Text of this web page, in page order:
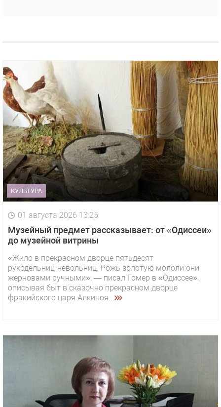
КУЛЬТУРА
01 августа 2026 13:25
Музейный предмет рассказывает: от «Одиссеи»
до музейной витрины
«Жило в прекрасном дворце пятьдесят
рукодельниц-невольниц. Рожь золотую мололи они
жерновами ручными», — писал Гомер в «Одиссее»,
описывая быт в сказочно прекрасном дворце
фракийского царя Алкиноя...